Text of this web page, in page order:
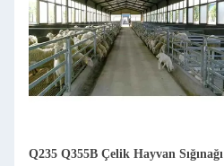
Q235 Q355B Çelik Hayvan Sığınağı